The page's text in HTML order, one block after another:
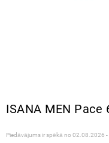
ISANA MEN
Piedāvājums ir spēkā no 02.08.2026 -